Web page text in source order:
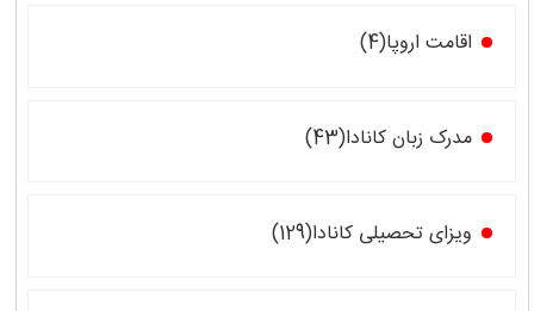
اقامت اروپا(4)
مدرک زبان کانادا(43)
ویزای تحصیلی کانادا(129)